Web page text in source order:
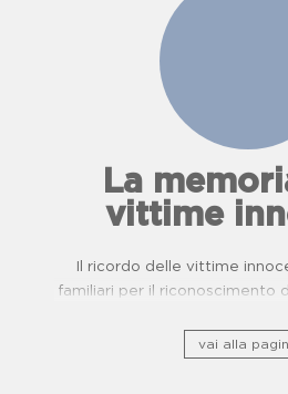
La
vittime
Il ricordo delle vittime
familiari per il riconoscimento
vai alla